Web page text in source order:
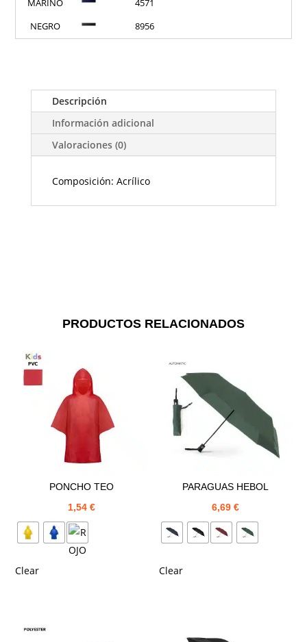
MARINO
4571
NEGRO
8956
Descripción
Información adicional
Valoraciones (0)
Composición: Acrílico
PRODUCTOS RELACIONADOS
PONCHO TEO
1,54€
Clear
PARAGUAS HEBOL
6,69 €
Clear